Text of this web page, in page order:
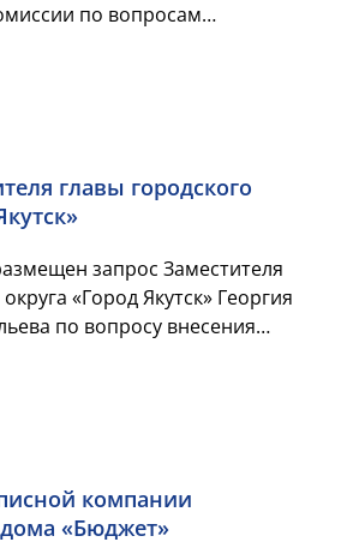
по вопросам
вопросу межбюджетных
главы городского
запрос Заместителя
«Город Якутск» Георгия
по вопросу внесения
Фед...
компании
«Бюджет»